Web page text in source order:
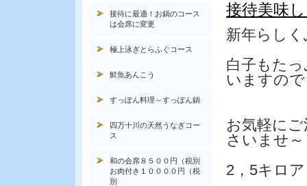
接待美味
新年らし
白子もた
いますので
お気軽に
さいませ～
2，5キロ
接待に最適！お鍋のコース
は会席に変更
極上泳ぎとらふぐコース
鮮魚あんこう
すっぽん料理～すっぽん鍋
四万十川の天然うなぎコー
ス
和の会席８５００円（税別
お肉付き１００００円（税
別